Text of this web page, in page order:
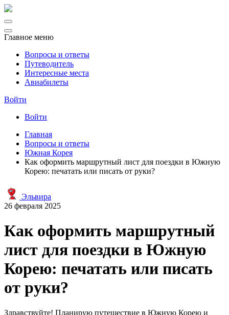
Главное меню
Вопросы и ответы
Путеводитель
Интересные места
Авиабилеты
Войти
Войти
Главная
Вопросы и ответы
Южная Корея
Как оформить маршрутный лист для поездки в Южную
Корею: печатать или писать от руки?
Эльвира
26 февраля 2025
Как оформить маршрутный
лист для поездки в Южную
Корею: печатать или писать
от руки?
Здравствуйте! Планирую путешествие в Южную Корею и